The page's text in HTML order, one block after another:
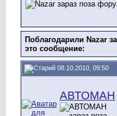
Поблагодарили Nazar за
это сообщение:
08.10.2010, 09:50
АВТОМАН